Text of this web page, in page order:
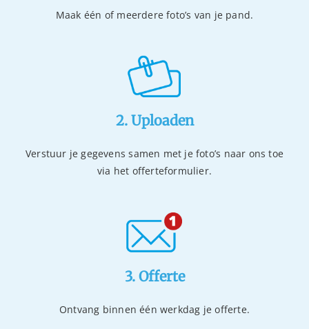
Maak één of meerdere foto’s van je pand.
2. Uploaden
Verstuur je gegevens samen met je foto’s naar ons toe
via het offerteformulier.
3. Offerte
Ontvang binnen één werkdag je offerte.